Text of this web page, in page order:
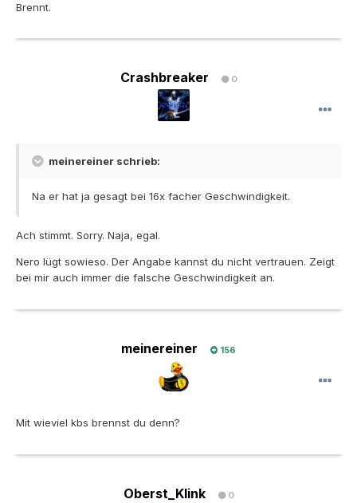
Brennt.
Crashbreaker 0
meinereiner schrieb:
Na er hat ja gesagt bei 16x facher Geschwindigkeit.
Ach stimmt. Sorry. Naja, egal.
Nero lügt sowieso. Der Angabe kannst du nicht vertrauen. Zeigt
bei mir auch immer die falsche Geschwindigkeit an.
meinereiner 156
Mit wieviel kbs brennst du denn?
Oberst_Klink 0